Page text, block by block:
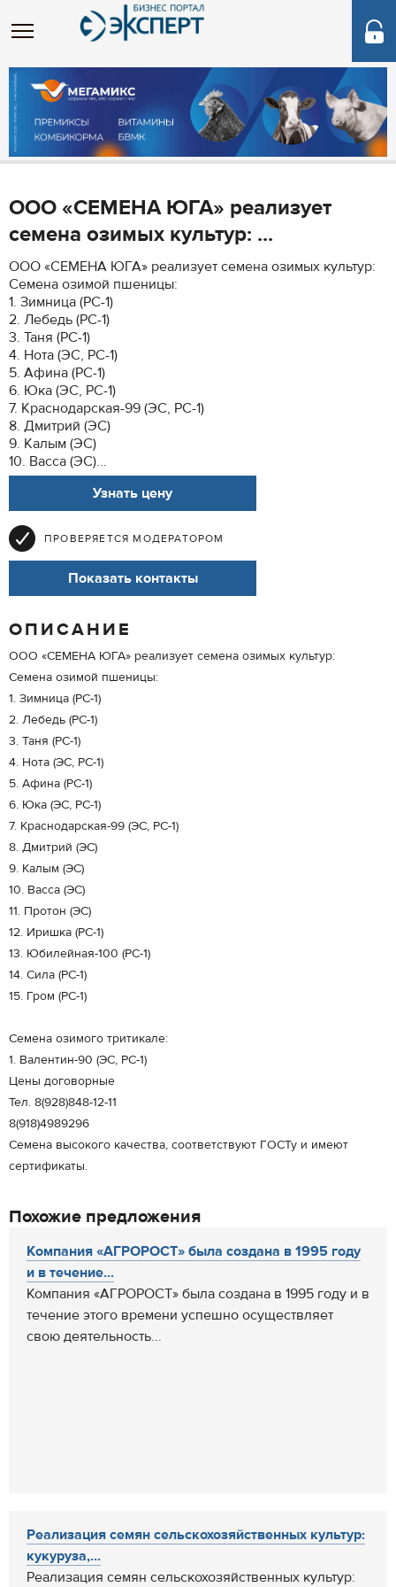
ООО «СЕМЕНА ЮГА» реализует
семена озимых культур: ...
ООО «СЕМЕНА ЮГА» реализует семена озимых культур:
Семена озимой пшеницы:
1. Зимница (РС-1)
2. Лебедь (РС-1)
3. Таня (РС-1)
4. Нота (ЭС, РС-1)
5. Афина (РС-1)
6. Юка (ЭС, РС-1)
7. Краснодарская-99 (ЭС, РС-1)
8. Дмитрий (ЭС)
9. Калым (ЭС)
10. Васса (ЭС)...
Узнать цену
ПРОВЕРЯЕТСЯ МОДЕРАТОРОМ
Показать контакты
ОПИСАНИЕ
ООО «СЕМЕНА ЮГА» реализует семена озимых культур:
Семена озимой пшеницы:
1. Зимница (РС-1)
2. Лебедь (РС-1)
3. Таня (РС-1)
4. Нота (ЭС, РС-1)
5. Афина (РС-1)
6. Юка (ЭС, РС-1)
7. Краснодарская-99 (ЭС, РС-1)
8. Дмитрий (ЭС)
9. Калым (ЭС)
10. Васса (ЭС)
11. Протон (ЭС)
12. Иришка (РС-1)
13. Юбилейная-100 (РС-1)
14. Сила (РС-1)
15. Гром (РС-1)
Семена озимого тритикале:
1. Валентин-90 (ЭС, РС-1)
Цены договорные
Тел. 8(928)848-12-11
8(918)4989296
Семена высокого качества, соответствуют ГОСТу и имеют
сертификаты.
Похожие предложения
Компания «АГРОРОСТ» была создана в 1995 году
и в течение...
Компания «АГРОРОСТ» была создана в 1995 году и в
течение этого времени успешно осуществляет
свою деятельность...
Реализация семян сельскохозяйственных культур:
кукуруза,...
Реализация семян сельскохозяйственных культур: